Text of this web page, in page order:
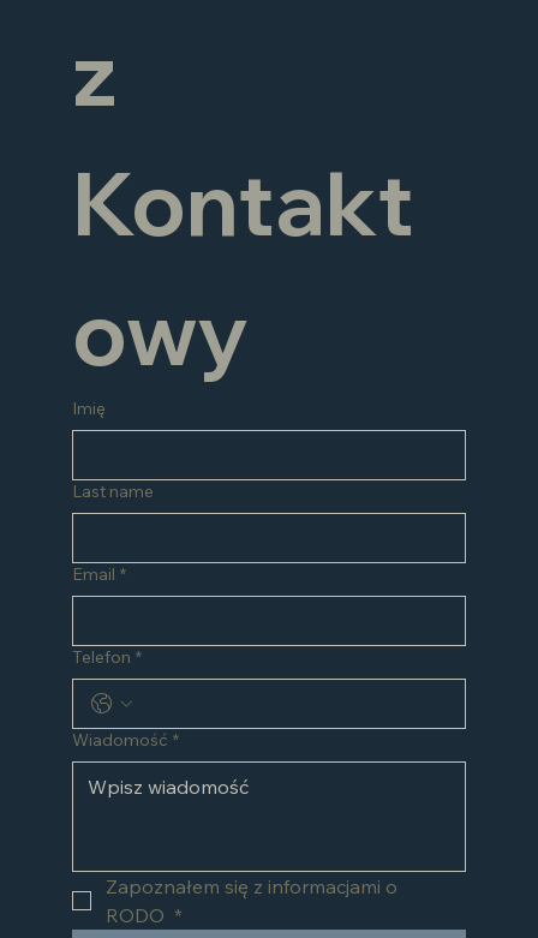
z
Kontakt
owy
Imię
Last name
Email *
Telefon *
Wiadomość *
Zapoznałem się z informacjami o
RODO *